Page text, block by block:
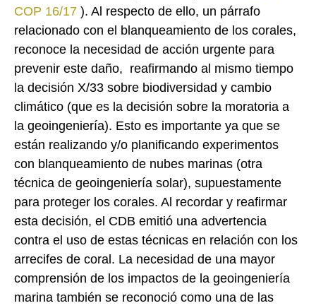
COP 16/17 ). Al respecto de ello, un párrafo
relacionado con el blanqueamiento de los corales,
reconoce la necesidad de acción urgente para
prevenir este daño, reafirmando al mismo tiempo
la decisión X/33 sobre biodiversidad y cambio
climático (que es la decisión sobre la moratoria a
la geoingeniería). Esto es importante ya que se
están realizando y/o planificando experimentos
con blanqueamiento de nubes marinas (otra
técnica de geoingeniería solar), supuestamente
para proteger los corales. Al recordar y reafirmar
esta decisión, el CDB emitió una advertencia
contra el uso de estas técnicas en relación con los
arrecifes de coral. La necesidad de una mayor
comprensión de los impactos de la geoingeniería
marina también se reconoció como una de las